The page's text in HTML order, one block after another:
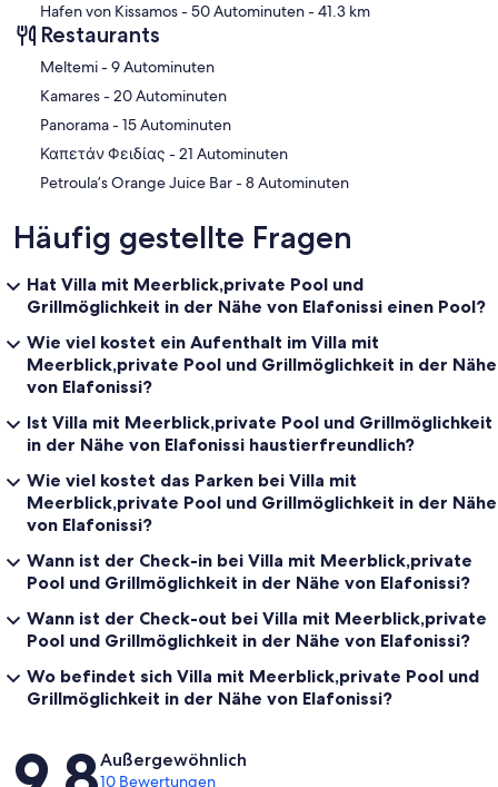
Training.
• Mietwagen und Transfers (mit exklusiven Gästerabatten),
Segeltörns, geführte Touren und private Bootsvermietung.
• Einkaufsservice vor Ihrer Anreise.
• Babysitter-Service. und ein Arzt in der Villa auf Abruf.
Hafen von Kissamos- 50 Autominuten- 41.3 km
Restaurants
‪Meltemi - ‬9 Autominuten
‪Kamares - ‬20 Autominuten
‪Panorama - ‬15 Autominuten
‪Καπετάν Φειδίας - ‬21 Autominuten
‪Petroula’s Orange Juice Bar - ‬8 Autominuten
Häufig gestellte Fragen
Hat Villa mit Meerblick,private Pool und
Grillmöglichkeit in der Nähe von Elafonissi einen Pool?
Wie viel kostet ein Aufenthalt im Villa mit
Meerblick,private Pool und Grillmöglichkeit in der Nähe
von Elafonissi?
Ist Villa mit Meerblick,private Pool und Grillmöglichkeit
in der Nähe von Elafonissi haustierfreundlich?
Wie viel kostet das Parken bei Villa mit
Meerblick,private Pool und Grillmöglichkeit in der Nähe
von Elafonissi?
Wann ist der Check-in bei Villa mit Meerblick,private
Pool und Grillmöglichkeit in der Nähe von Elafonissi?
Wann ist der Check-out bei Villa mit Meerblick,private
Pool und Grillmöglichkeit in der Nähe von Elafonissi?
Wo befindet sich Villa mit Meerblick,private Pool und
Grillmöglichkeit in der Nähe von Elafonissi?
BewertungenAußergewöhnlich
10 Bewertungen